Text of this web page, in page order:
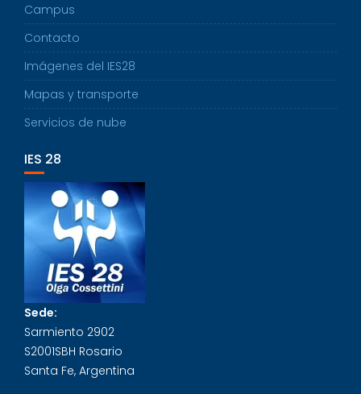
Campus
Contacto
Imágenes del IES28
Mapas y transporte
Servicios de nube
IES 28
Sede:
Sarmiento 2902
S2001SBH Rosario
Santa Fe, Argentina